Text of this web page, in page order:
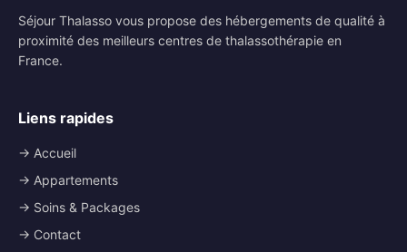
Séjour Thalasso vous propose des hébergements de qualité à
proximité des meilleurs centres de thalassothérapie en
France.
Liens rapides
→ Accueil
→ Appartements
→ Soins & Packages
→ Contact